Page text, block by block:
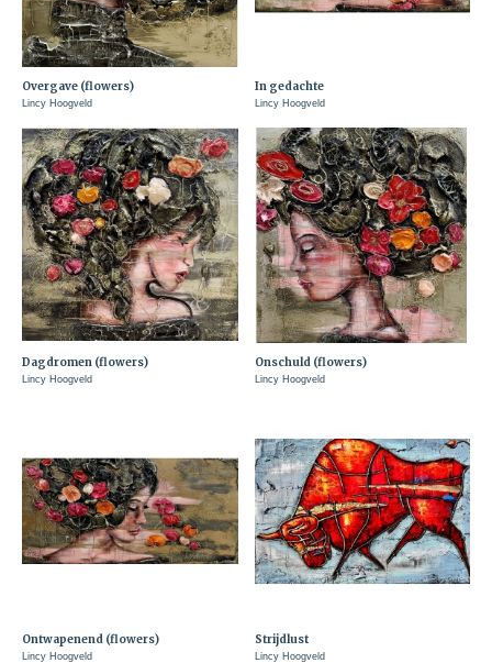
Overgave (flowers)
Lincy Hoogveld
In gedachte
Lincy Hoogveld
Dagdromen (flowers)
Lincy Hoogveld
Onschuld (flowers)
Lincy Hoogveld
Ontwapenend (flowers)
Lincy Hoogveld
Strijdlust
Lincy Hoogveld